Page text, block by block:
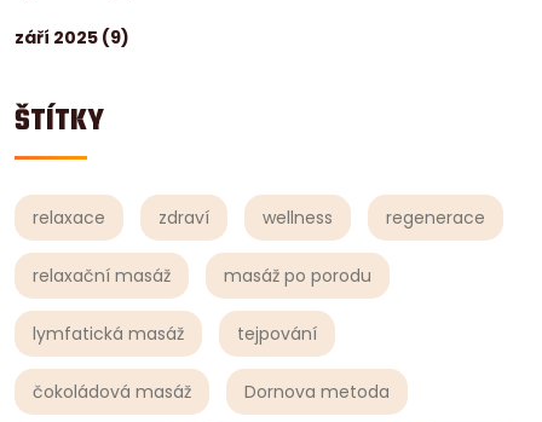
září 2025 (9)
ŠTÍTKY
relaxace zdraví wellness regenerace
relaxační masáž masáž po porodu
lymfatická masáž tejpování
čokoládová masáž Dornova metoda